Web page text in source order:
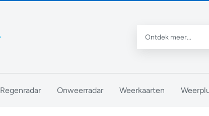
Regenradar Onweerradar Weerkaarten